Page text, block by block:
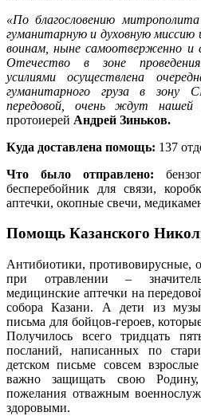
«По благословению
гуманитарную и духовную
воинам, ныне самоотверженно
Отечество в зоне
усилиями осуществлена
гуманитарного груза в зону
передовой, очень ждут нашей
протоиерей Андрей Зиньков.
Куда доставлена помощь: 137
Что было отправлено:
бесперебойник для связи,
аптечки, окопные свечи,
Помощь Казанского
Антибиотики, противовирусные,
при отравлении –
медицинские аптечки на
собора Казани. А дети из
письма для бойцов-героев,
Получилось всего тридцать
посланий, написанных по
детском письме совсем
важно защищать свою
пожелания отважным
здоровыми.